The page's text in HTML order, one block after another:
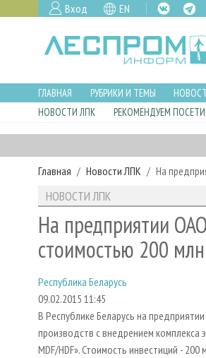
Вход EN
ГЛАВНАЯ РУБРИКИ И ТЕМЫ
НОВОСТИ ЛПК
РЕКОМЕНДУЕМ
Главная Новости ЛПК На
НОВОСТИ ЛПК
На предприятии
стоимостью 200
Республика Беларусь
09.02.2015 11:45
В Республике Беларусь на
производств с внедрением комплекса
MDF/HDF». Стоимость инвестиций - 200